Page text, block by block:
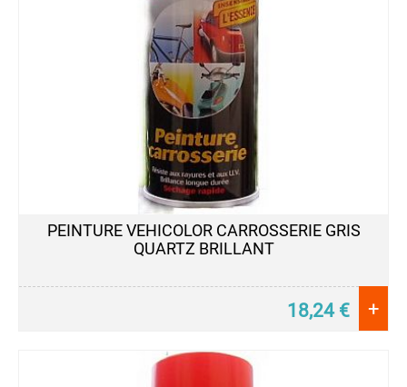
PEINTURE VEHICOLOR CARROSSERIE GRIS
QUARTZ BRILLANT
18,24€ +